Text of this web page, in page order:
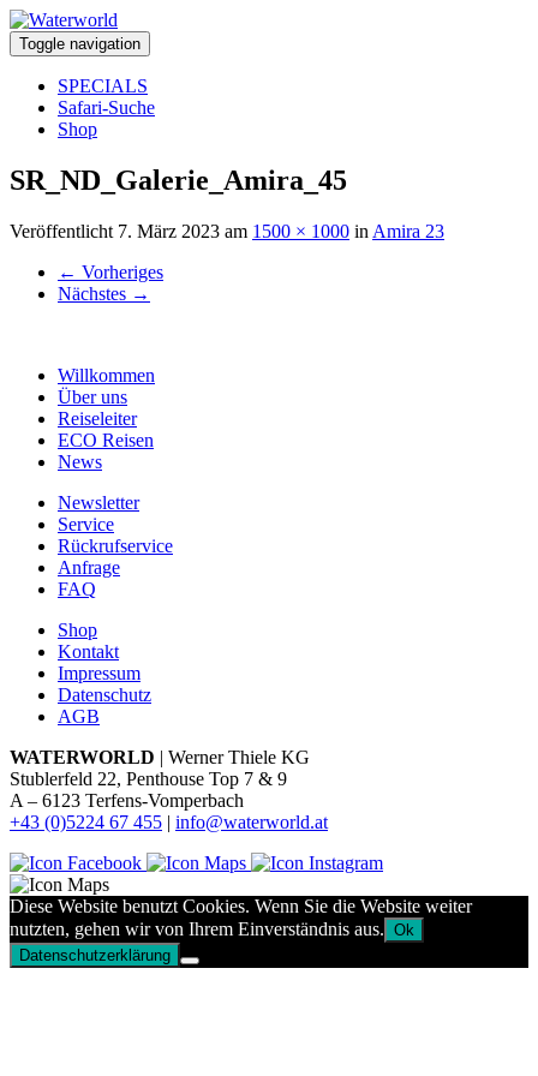
Toggle navigation
SPECIALS
Safari-Suche
Shop
SR_ND_Galerie_Amira_45
Veröffentlicht 7. März 2023 am 1500 × 1000 in Amira 23
← Vorheriges
Nächstes →
Willkommen
Über uns
Reiseleiter
ECO Reisen
News
Newsletter
Service
Rückrufservice
Anfrage
FAQ
Shop
Kontakt
Impressum
Datenschutz
AGB
WATERWORLD | Werner Thiele KG
Stublerfeld 22, Penthouse Top 7 & 9
A – 6123 Terfens-Vomperbach
+43 (0)5224 67 455 | info@waterworld.at
Diese Website benutzt Cookies. Wenn Sie die Website weiter
nutzten, gehen wir von Ihrem Einverständnis aus. Ok
Datenschutzerklärung